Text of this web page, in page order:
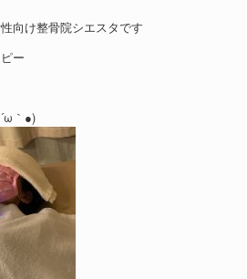
向け整骨院シエスタです
ー
｀●)